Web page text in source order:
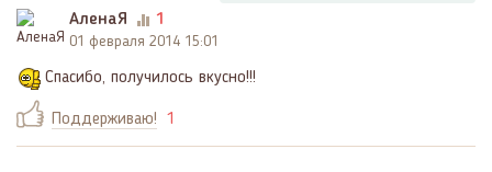
АленаЯ
1
01 февраля 2014 15:01
Спасибо, получилось вкусно!!!
Поддерживаю! 1